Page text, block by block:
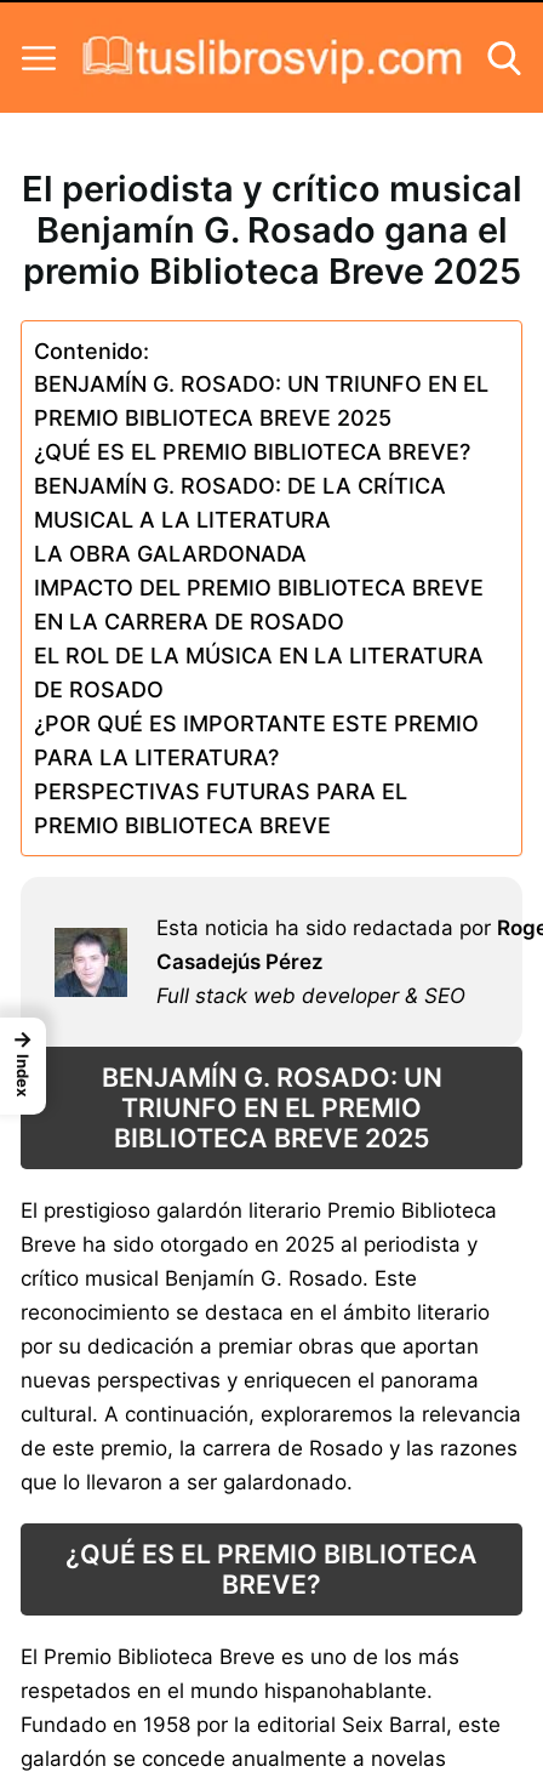
El periodista y crítico musical
Benjamín G. Rosado gana el
premio Biblioteca Breve 2025
Contenido:
BENJAMÍN G. ROSADO: UN TRIUNFO EN EL
PREMIO BIBLIOTECA BREVE 2025
¿QUÉ ES EL PREMIO BIBLIOTECA BREVE?
BENJAMÍN G. ROSADO: DE LA CRÍTICA
MUSICAL A LA LITERATURA
LA OBRA GALARDONADA
IMPACTO DEL PREMIO BIBLIOTECA BREVE
EN LA CARRERA DE ROSADO
EL ROL DE LA MÚSICA EN LA LITERATURA
DE ROSADO
¿POR QUÉ ES IMPORTANTE ESTE PREMIO
PARA LA LITERATURA?
PERSPECTIVAS FUTURAS PARA EL
PREMIO BIBLIOTECA BREVE
Esta noticia ha sido redactada por
Casadejús Pérez
Full stack web developer & SEO
BENJAMÍN G. ROSADO: UN
TRIUNFO EN EL PREMIO
BIBLIOTECA BREVE 2025
El prestigioso galardón literario Premio Biblioteca
Breve ha sido otorgado en 2025 al periodista y
crítico musical Benjamín G. Rosado. Este
reconocimiento se destaca en el ámbito literario
por su dedicación a premiar obras que aportan
nuevas perspectivas y enriquecen el panorama
cultural. A continuación, exploraremos la relevancia
de este premio, la carrera de Rosado y las razones
que lo llevaron a ser galardonado.
¿QUÉ ES EL PREMIO BIBLIOTECA
BREVE?
El Premio Biblioteca Breve es uno de los más
respetados en el mundo hispanohablante.
Fundado en 1958 por la editorial Seix Barral, este
galardón se concede anualmente a novelas
→
Index